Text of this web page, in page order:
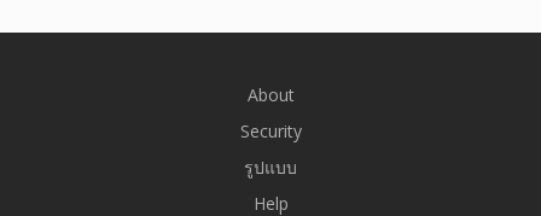
About
Security
รูปแบบ
Help